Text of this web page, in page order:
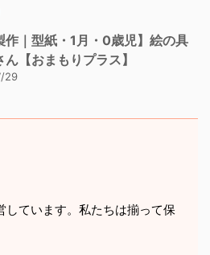
作｜型紙・1月・0歳児】絵の具
【おまもりプラス】
29
しています。私たちは揃って保